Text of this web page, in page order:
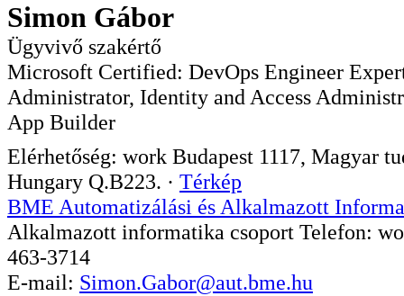
Simon Gábor
Ügyvivő szakértő
Microsoft Certified: DevOps Engineer
Administrator, Identity and Access
App Builder
Elérhetőség: work Budapest 1117, Magyar
Hungary Q.B223. · Térkép
BME Automatizálási és Alkalmazott
Alkalmazott informatika csoport Telefon:
463-3714
E-mail: Simon.Gabor@aut.bme.hu